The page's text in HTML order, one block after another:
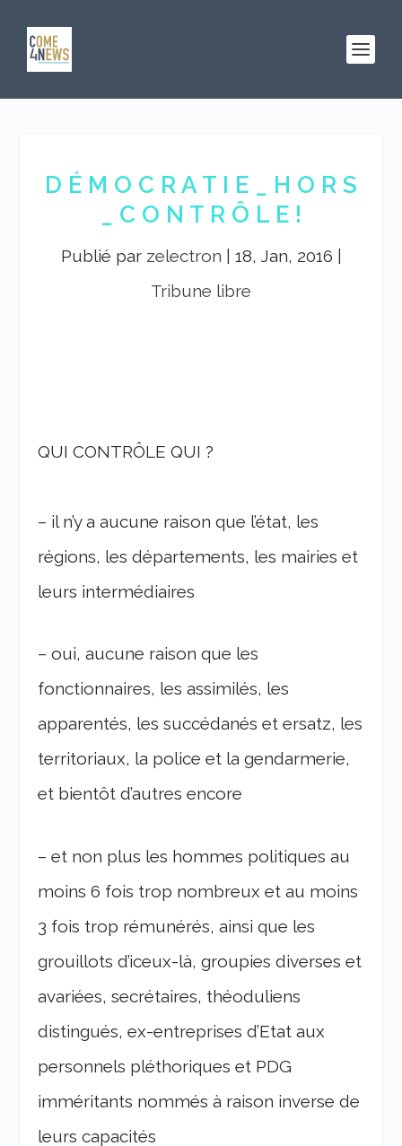
D É M O C R A T I E _ H O R S
_ C O N T R Ô L E !
Publié par zelectron 18, Jan, 2016
Tribune libre
QUI CONTRÔLE QUI ?
– il n’y a aucune raison que l’état, les
régions, les départements, les mairies et
leurs intermédiaires
– oui, aucune raison que les
fonctionnaires, les assimilés, les
apparentés, les succédanés et ersatz, les
territoriaux, la police et la gendarmerie,
et bientôt d’autres encore
– et non plus les hommes politiques au
moins 6 fois trop nombreux et au moins
3 fois trop rémunérés, ainsi que les
grouillots d’iceux-là, groupies diverses et
avariées, secrétaires, théoduliens
distingués, ex-entreprises d’Etat aux
personnels pléthoriques et PDG
imméritants nommés à raison inverse de
leurs capacités